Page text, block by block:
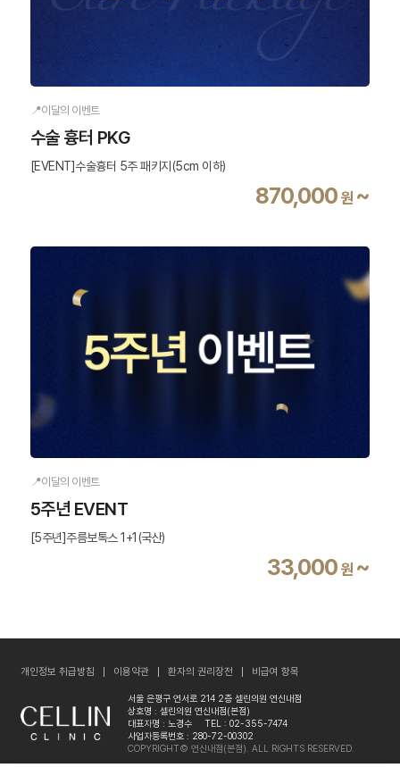
📍이달의 이벤트
수술 흉터 PKG
[EVENT]수술흉터 5주 패키지(5cm 이하)
870,000 원 ~
📍이달의 이벤트
5주년 EVENT
[5주년]주름보톡스 1+1(국산)
33,000 원 ~
개인정보 취급방침 이용약관 환자의 권리장전 비급여 항목
서울 은평구 연서로 214 2층 셀린의원 연신내점
상호명 : 셀린의원 연신내점(본점)
대표자명 : 노경수
TEL : 02-355-7474
사업자등록번호 : 280-72-00302
COPYRIGHT© 연신내점(본점). ALL RIGHTS RESERVED.